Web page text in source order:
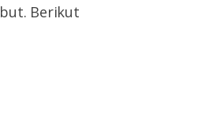
Berikut